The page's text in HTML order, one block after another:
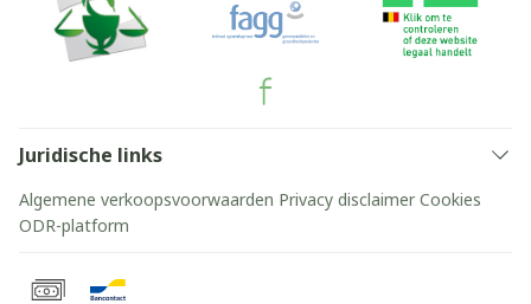
Juridische links
Algemene verkoopsvoorwaarden Privacy disclaimer Cookies
ODR-platform